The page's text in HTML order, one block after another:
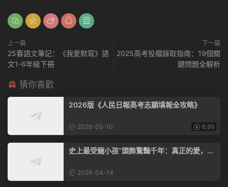
上一篇
25春語文筆記：《我愛默寫》語
文1-6年級下冊
下一篇
2025高考投檔錄取指南：19個關
鍵問題全解析
猜你喜歡
2026版《人民日報高考志願填報全攻略》
2026-05-10 6.99
史上最受寵小孩”頭飾驚豔千年：真正的愛，從
2026-04-14